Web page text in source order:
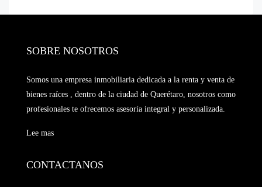
SOBRE NOSOTROS
Somos una empresa inmobiliaria dedicada a la renta y venta de
bienes raíces , dentro de la ciudad de Querétaro, nosotros como
profesionales te ofrecemos asesoría integral y personalizada.
Lee mas
CONTACTANOS